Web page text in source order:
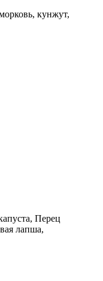
кунжут,
Перец
лапша,